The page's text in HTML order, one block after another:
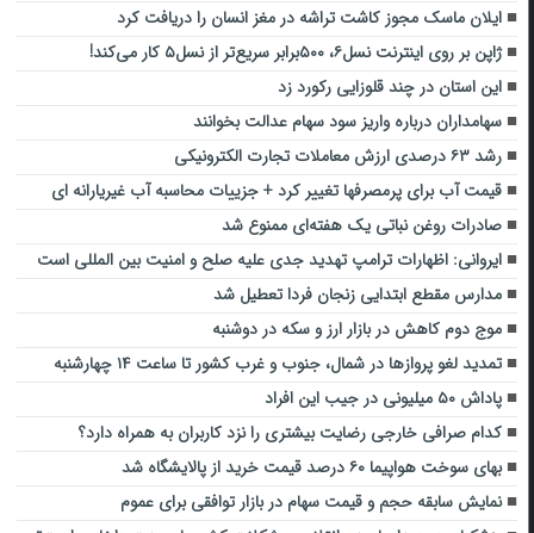
ایلان ماسک مجوز کاشت تراشه در مغز انسان را دریافت کرد
ژاپن بر روی اینترنت نسل۶، ۵۰۰برابر سریع‌تر از نسل۵ کار می‌کند!
این استان در چند قلوزایی رکورد زد
سهامداران درباره واریز سود سهام عدالت بخوانند
رشد ۶۳ درصدی ارزش معاملات تجارت الکترونیکی
قیمت آب برای پرمصرفها تغییر کرد + جزییات محاسبه آب غیریارانه ای
صادرات روغن نباتی یک هفته‌ای ممنوع شد
ایروانی: اظهارات ترامپ تهدید جدی علیه صلح و امنیت بین المللی است
مدارس مقطع ابتدایی زنجان فردا تعطیل شد
موج دوم کاهش در بازار ارز و سکه در دوشنبه
تمدید لغو پروازها در شمال، جنوب و غرب کشور تا ساعت ۱۴ چهارشنبه
پاداش ۵۰ میلیونی در جیب این افراد
کدام صرافی خارجی رضایت بیشتری را نزد کاربران به همراه دارد؟
بهای سوخت هواپیما ۶۰ درصد قیمت خرید از پالایشگاه شد
نمایش سابقه حجم و قیمت سهام در بازار توافقی برای عموم